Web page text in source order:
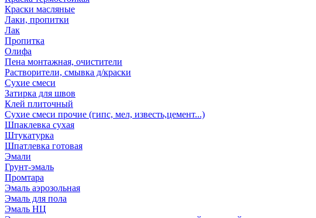
Краски масляные
Лаки, пропитки
Лак
Пропитка
Олифа
Пена монтажная, очистители
Растворители, смывка д/краски
Сухие смеси
Затирка для швов
Клей плиточный
Сухие смеси прочие (гипс, мел, известь,цемент...)
Шпаклевка сухая
Штукатурка
Шпатлевка готовая
Эмали
Грунт-эмаль
Промтара
Эмаль аэрозольная
Эмаль для пола
Эмаль НЦ